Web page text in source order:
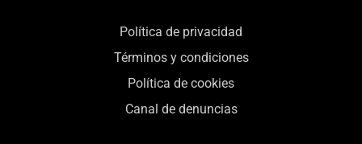
Política de privacidad
Términos y condiciones
Política de cookies
Canal de denuncias